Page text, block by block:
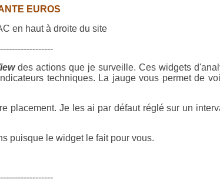
EUROS
en haut à droite du site
des actions que je surveille. Ces widgets
techniques. La jauge vous permet de
placement. Je les ai par défaut réglé sur un
puisque le widget le fait pour vous.